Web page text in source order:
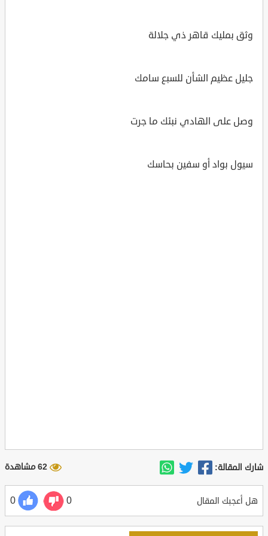
وثق بمليك قاهر ذي جلالة
جليل عظيم الشأن للسبع سامك
وصل على الهادي نبئك ما جرت
سيول بواد أو سفين بحاسك
شارك المقالة: 62 مشاهدة
هل أعجبك المقال 0
0